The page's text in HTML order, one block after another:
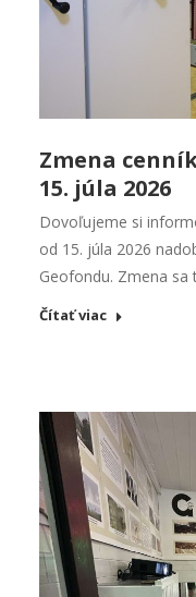
Zmena
15. júla 2026
Dovoľujeme si
od 15. júla 2026
Geofondu. Zmena sa
Čítať viac